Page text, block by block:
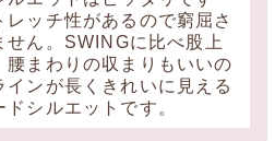
レッチ性があるので窮屈さ
せん。SWINGに比べ股上
腰まわりの収まりもいいの
インが長くきれいに見える
ドシルエットです。